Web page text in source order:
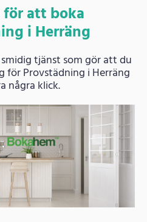
för att boka
i Herräng
tjänst som gör att du
Provstädning i Herräng
några klick.